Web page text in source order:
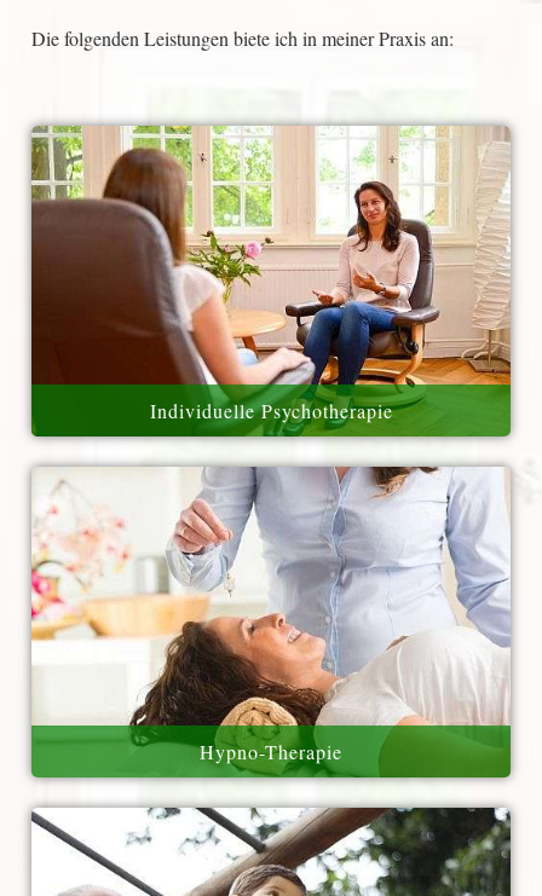
Die folgenden Leistungen biete ich in meiner Praxis an:
Individuelle Psychotherapie
Hypno-Therapie